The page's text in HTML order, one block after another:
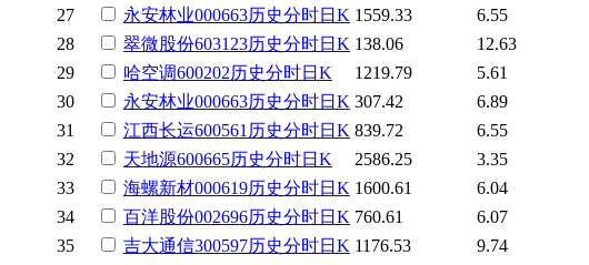
27
永安林业000663历史分时日K 1559.33 6.55
28
翠微股份603123历史分时日K 138.06 12.63
29
哈空调600202历史分时日K 1219.79 5.61
30
永安林业000663历史分时日K 307.42 6.89
31
江西长运600561 历史分时日K 839.72 6.55
32
天地源600665历史分时日K 2586.25 3.35
33
海螺新材000619历史分时日K 1600.61 6.04
34
百洋股份002696历史分时日K 760.61 6.07
35
吉大通信300597历史分时日K 1176.53 9.74